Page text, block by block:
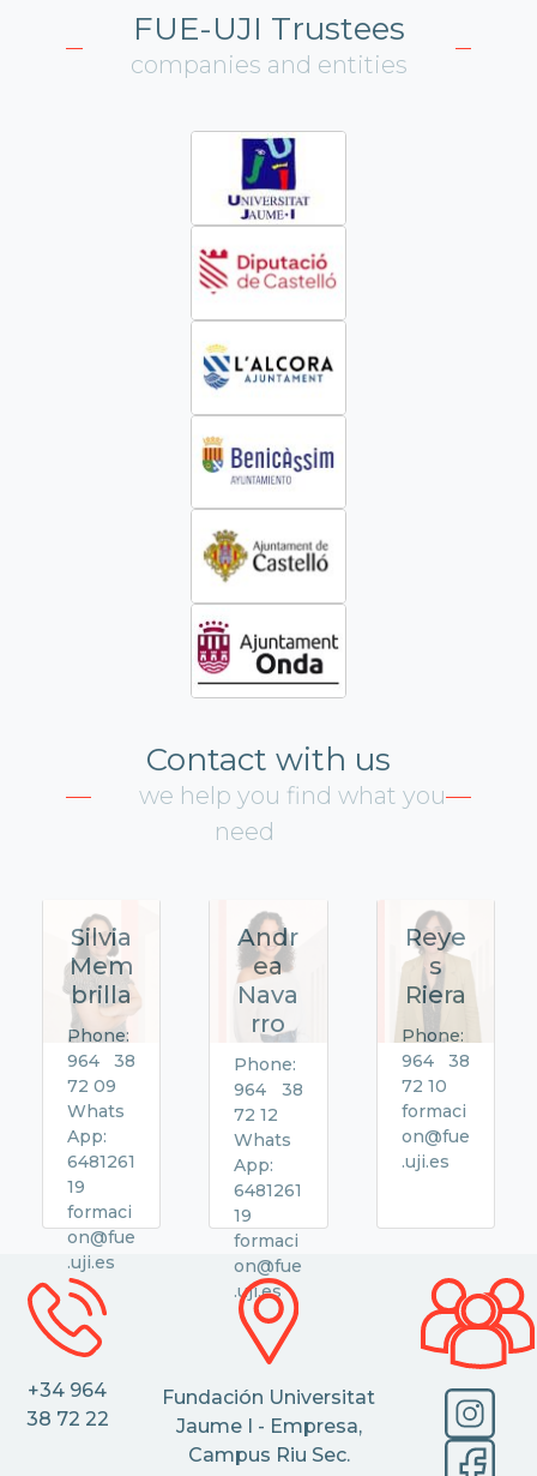
FUE-UJI Trustees
companies and entities
Contact with us
we help you find what you
need
Silvia
Mem
brilla
Phone:
964 38
72 09
Whats
App:
6481261
19
formaci
on@fue
.uji.es
Andr
ea
Nava
rro
Phone:
964 38
72 12
Whats
App:
6481261
19
formaci
on@fue
.uji.es
Reye
s
Riera
Phone:
964 38
72 10
formaci
on@fue
.uji.es
+34 964
38 72 22
Fundación Universitat
Jaume I - Empresa,
Campus Riu Sec.